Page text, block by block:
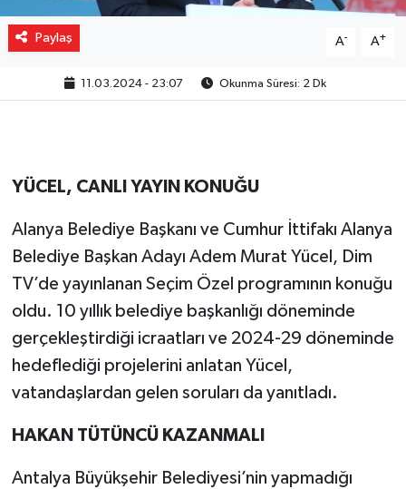
Paylaş A- A+
11.03.2024 - 23:07 Okunma Süresi: 2 Dk
YÜCEL, CANLI YAYIN KONUĞU
Alanya Belediye Başkanı ve Cumhur İttifakı Alanya
Belediye Başkan Adayı Adem Murat Yücel, Dim
TV’de yayınlanan Seçim Özel programının konuğu
oldu. 10 yıllık belediye başkanlığı döneminde
gerçekleştirdiği icraatları ve 2024-29 döneminde
hedeflediği projelerini anlatan Yücel,
vatandaşlardan gelen soruları da yanıtladı.
HAKAN TÜTÜNCÜ KAZANMALI
Antalya Büyükşehir Belediyesi’nin yapmadığı